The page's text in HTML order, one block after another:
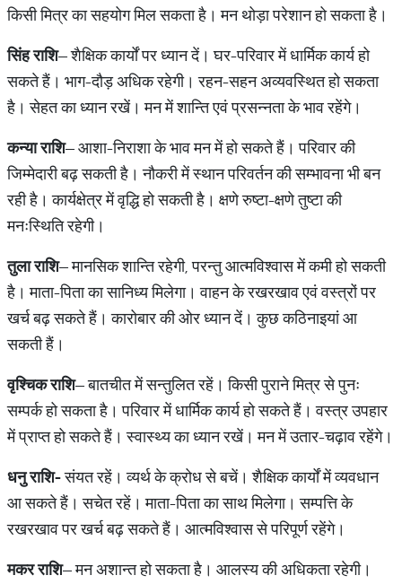
किसी मित्र का सहयोग मिल सकता है। मन थोड़ा परेशान हो सकता है।
सिंह राशि– शैक्षिक कार्यों पर ध्यान दें। घर-परिवार में धार्मिक कार्य हो
सकते हैं। भाग-दौड़ अधिक रहेगी। रहन-सहन अव्यवस्थित हो सकता
है। सेहत का ध्यान रखें। मन में शान्ति एवं प्रसन्नता के भाव रहेंगे।
कन्या राशि– आशा-निराशा के भाव मन में हो सकते हैं। परिवार की
जिम्मेदारी बढ़ सकती है। नौकरी में स्थान परिवर्तन की सम्भावना भी बन
रही है। कार्यक्षेत्र में वृद्धि हो सकती है। क्षणे रुष्टा-क्षणे तुष्टा की
मनःस्थिति रहेगी।
तुला राशि– मानसिक शान्ति रहेगी, परन्तु आत्मविश्वास में कमी हो सकती
है। माता-पिता का सानिध्य मिलेगा। वाहन के रखरखाव एवं वस्त्रों पर
खर्च बढ़ सकते हैं। कारोबार की ओर ध्यान दें। कुछ कठिनाइयां आ
सकती हैं।
वृश्चिक राशि– बातचीत में सन्तुलित रहें। किसी पुराने मित्र से पुनः
सम्पर्क हो सकता है। परिवार में धार्मिक कार्य हो सकते हैं। वस्त्र उपहार
में प्राप्त हो सकते हैं। स्वास्थ्य का ध्यान रखें। मन में उतार-चढ़ाव रहेंगे।
धनु राशि-संयत रहें। व्यर्थ के क्रोध से बचें। शैक्षिक कार्यों में व्यवधान
आ सकते हैं। सचेत रहें। माता-पिता का साथ मिलेगा। सम्पत्ति के
रखरखाव पर खर्च बढ़ सकते हैं। आत्मविश्वास से परिपूर्ण रहेंगे।
मकर राशि– मन अशान्त हो सकता है। आलस्य की अधिकता रहेगी।